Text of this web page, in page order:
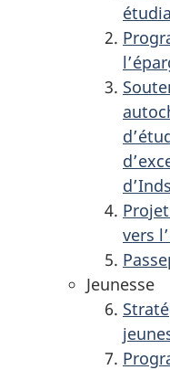
vers
Jeunesse